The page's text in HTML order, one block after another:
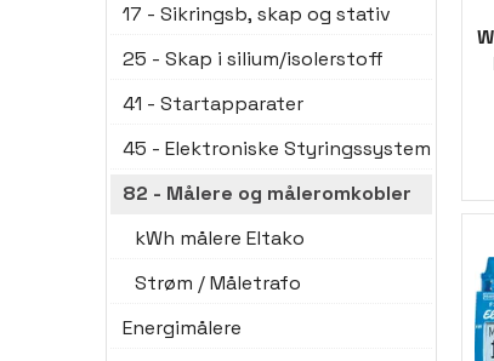
17 - Sikringsb, skap og stativ
25 - Skap i silium/isolerstoff
41 - Startapparater
45 - Elektroniske Styringssystem
82 - Målere og måleromkobler
kWh målere Eltako
Strøm / Måletrafo
Energimålere